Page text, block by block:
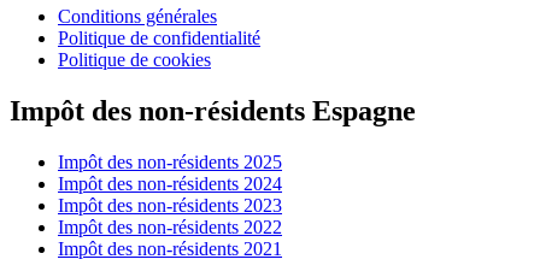
Conditions générales
Politique de confidentialité
Politique de cookies
Impôt des non-résidents Espagne
Impôt des non-résidents 2025
Impôt des non-résidents 2024
Impôt des non-résidents 2023
Impôt des non-résidents 2022
Impôt des non-résidents 2021